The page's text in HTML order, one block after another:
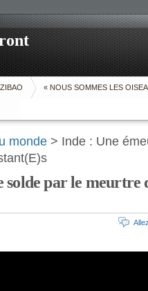
« NOUS SOMMES LES
monde > Inde : Une
solde par le meurtre